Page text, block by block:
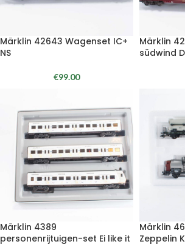
Märklin 42643 Wagenset IC+
NS
€99.00
Märklin
südwind
Märklin 4389
personenrijtuigen-set Ei like it
Märklin
Zeppelin